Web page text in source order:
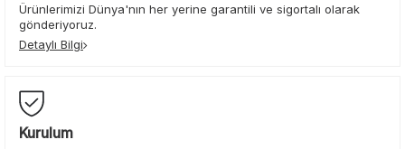
Ürünlerimizi Dünya'nın her yerine garantili ve sigortalı olarak
gönderiyoruz.
Detaylı Bilgi
Kurulum